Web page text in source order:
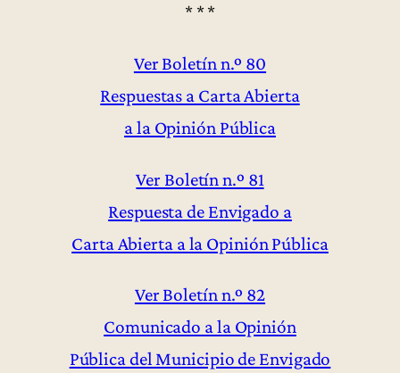
* * *
Ver Boletín n.º 80
Respuestas a Carta Abierta
a la Opinión Pública
Ver Boletín n.º 81
Respuesta de Envigado a
Carta Abierta a la Opinión Pública
Ver Boletín n.º 82
Comunicado a la Opinión
Pública del Municipio de Envigado